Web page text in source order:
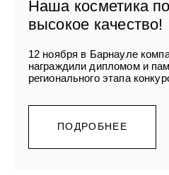
Наша косметика
высокое качество!
12 ноября в Барнауле
награждили дипломом и
регионального этапа
ПОДРОБНЕЕ